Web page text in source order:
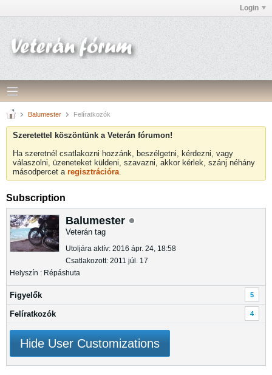
Login
Balumester Felíratkozók
Szeretettel köszöntünk a Veterán fórumon!
Ha szeretnél csatlakozni hozzánk, beszélgetni, kérdezni, vagy
válaszolni, üzeneteket küldeni, szavazni, akkor kérlek, szánj néhány
másodpercet a regisztrációra.
Subscription
Balumester
Veterán tag
Utoljára aktív: 2016 ápr. 24, 18:58
Csatlakozott: 2011 júl. 17
Helyszín : Répáshuta
Figyelők 5
Felíratkozók 4
Hide User Customizations